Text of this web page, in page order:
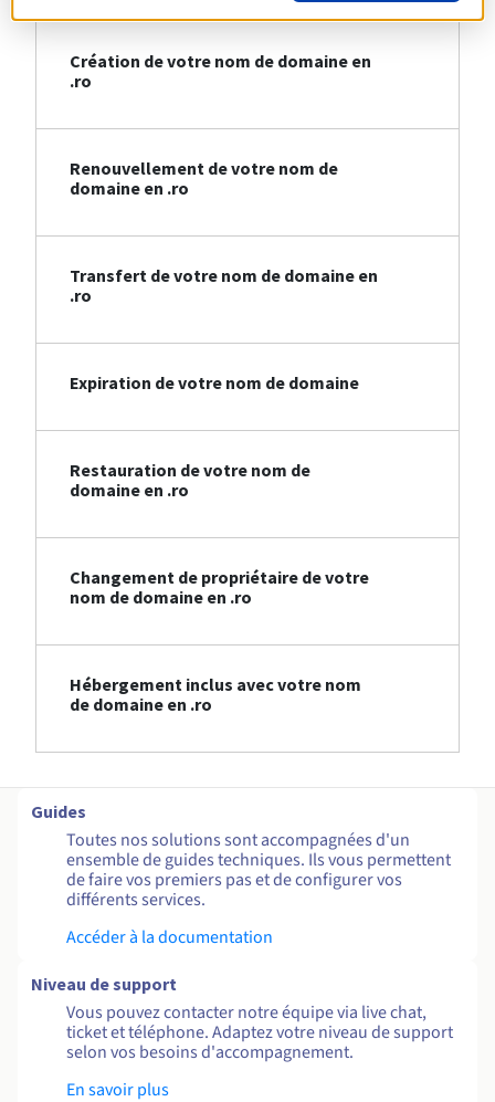
Création de votre nom de domaine en
.ro
Renouvellement de votre nom de
domaine en .ro
Transfert de votre nom de domaine en
.ro
Expiration de votre nom de domaine
Restauration de votre nom de
domaine en .ro
Changement de propriétaire de votre
nom de domaine en .ro
Hébergement inclus avec votre nom
de domaine en .ro
Guides
Toutes nos solutions sont accompagnées d'un
ensemble de guides techniques. Ils vous permettent
de faire vos premiers pas et de configurer vos
différents services.
Accéder à la documentation
Niveau de support
Vous pouvez contacter notre équipe via live chat,
ticket et téléphone. Adaptez votre niveau de support
selon vos besoins d'accompagnement.
En savoir plus